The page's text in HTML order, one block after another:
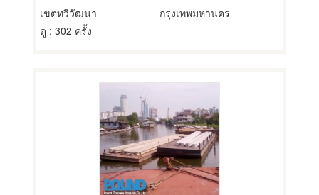
เขตทวีวัฒนา
กรุงเทพมหานคร
ดู : 302 ครั้ง